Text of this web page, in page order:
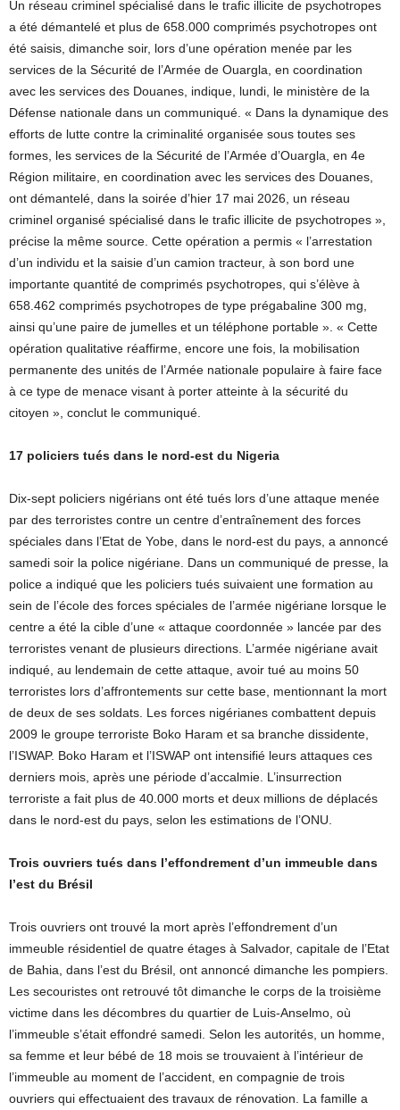
Un réseau criminel spécialisé dans le trafic illicite de psychotropes
a été démantelé et plus de 658.000 comprimés psychotropes ont
été saisis, dimanche soir, lors d’une opération menée par les
services de la Sécurité de l’Armée de Ouargla, en coordination
avec les services des Douanes, indique, lundi, le ministère de la
Défense nationale dans un communiqué. « Dans la dynamique des
efforts de lutte contre la criminalité organisée sous toutes ses
formes, les services de la Sécurité de l’Armée d’Ouargla, en 4e
Région militaire, en coordination avec les services des Douanes,
ont démantelé, dans la soirée d’hier 17 mai 2026, un réseau
criminel organisé spécialisé dans le trafic illicite de psychotropes »,
précise la même source. Cette opération a permis « l’arrestation
d’un individu et la saisie d’un camion tracteur, à son bord une
importante quantité de comprimés psychotropes, qui s’élève à
658.462 comprimés psychotropes de type prégabaline 300 mg,
ainsi qu’une paire de jumelles et un téléphone portable ». « Cette
opération qualitative réaffirme, encore une fois, la mobilisation
permanente des unités de l’Armée nationale populaire à faire face
à ce type de menace visant à porter atteinte à la sécurité du
citoyen », conclut le communiqué.
17 policiers tués dans le nord-est du Nigeria
Dix-sept policiers nigérians ont été tués lors d’une attaque menée
par des terroristes contre un centre d’entraînement des forces
spéciales dans l’Etat de Yobe, dans le nord-est du pays, a annoncé
samedi soir la police nigériane. Dans un communiqué de presse, la
police a indiqué que les policiers tués suivaient une formation au
sein de l’école des forces spéciales de l’armée nigériane lorsque le
centre a été la cible d’une « attaque coordonnée » lancée par des
terroristes venant de plusieurs directions. L’armée nigériane avait
indiqué, au lendemain de cette attaque, avoir tué au moins 50
terroristes lors d’affrontements sur cette base, mentionnant la mort
de deux de ses soldats. Les forces nigérianes combattent depuis
2009 le groupe terroriste Boko Haram et sa branche dissidente,
l’ISWAP. Boko Haram et l’ISWAP ont intensifié leurs attaques ces
derniers mois, après une période d’accalmie. L’insurrection
terroriste a fait plus de 40.000 morts et deux millions de déplacés
dans le nord-est du pays, selon les estimations de l’ONU.
Trois ouvriers tués dans l’effondrement d’un immeuble dans
l’est du Brésil
Trois ouvriers ont trouvé la mort après l’effondrement d’un
immeuble résidentiel de quatre étages à Salvador, capitale de l’Etat
de Bahia, dans l’est du Brésil, ont annoncé dimanche les pompiers.
Les secouristes ont retrouvé tôt dimanche le corps de la troisième
victime dans les décombres du quartier de Luis-Anselmo, où
l’immeuble s’était effondré samedi. Selon les autorités, un homme,
sa femme et leur bébé de 18 mois se trouvaient à l’intérieur de
l’immeuble au moment de l’accident, en compagnie de trois
ouvriers qui effectuaient des travaux de rénovation. La famille a